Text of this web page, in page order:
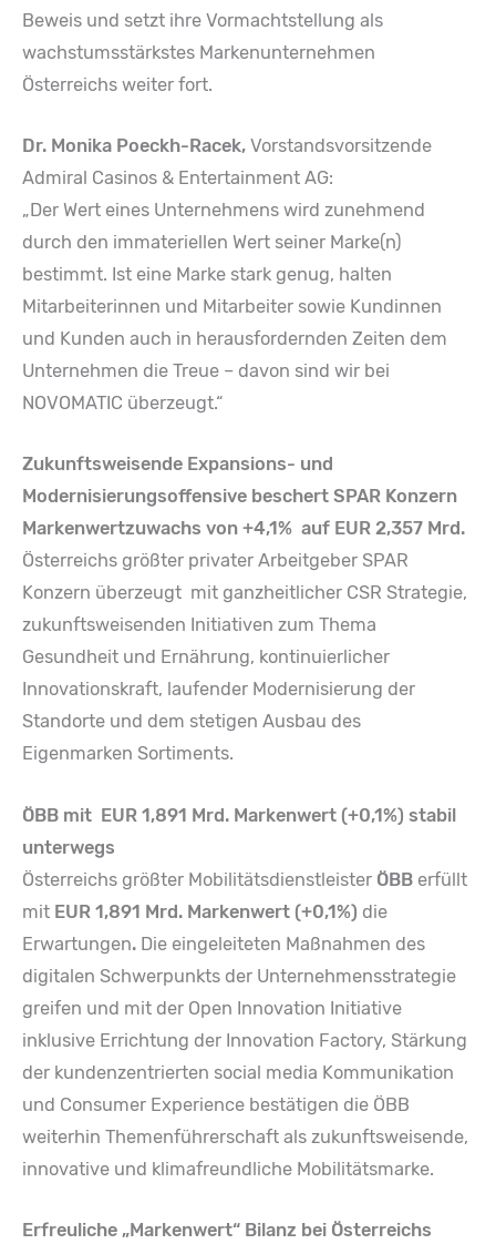
Beweis und setzt ihre Vormachtstellung als
wachstumsstärkstes Markenunternehmen
Österreichs weiter fort.
Dr. Monika Poeckh-Racek, Vorstandsvorsitzende
Admiral Casinos & Entertainment AG:
„Der Wert eines Unternehmens wird zunehmend
durch den immateriellen Wert seiner Marke(n)
bestimmt. Ist eine Marke stark genug, halten
Mitarbeiterinnen und Mitarbeiter sowie Kundinnen
und Kunden auch in herausfordernden Zeiten dem
Unternehmen die Treue – davon sind wir bei
NOVOMATIC überzeugt.“
Zukunftsweisende Expansions- und
Modernisierungsoffensive beschert SPAR Konzern
Markenwertzuwachs von +4,1% auf EUR 2,357 Mrd.
Österreichs größter privater Arbeitgeber SPAR
Konzern überzeugt mit ganzheitlicher CSR Strategie,
zukunftsweisenden Initiativen zum Thema
Gesundheit und Ernährung, kontinuierlicher
Innovationskraft, laufender Modernisierung der
Standorte und dem stetigen Ausbau des
Eigenmarken Sortiments.
ÖBB mit EUR 1,891 Mrd. Markenwert (+0,1%) stabil
unterwegs
Österreichs größter Mobilitätsdienstleister ÖBB erfüllt
mit EUR 1,891 Mrd. Markenwert (+0,1%) die
Erwartungen. Die eingeleiteten Maßnahmen des
digitalen Schwerpunkts der Unternehmensstrategie
greifen und mit der Open Innovation Initiative
inklusive Errichtung der Innovation Factory, Stärkung
der kundenzentrierten social media Kommunikation
und Consumer Experience bestätigen die ÖBB
weiterhin Themenführerschaft als zukunftsweisende,
innovative und klimafreundliche Mobilitätsmarke.
Erfreuliche „Markenwert“ Bilanz bei Österreichs